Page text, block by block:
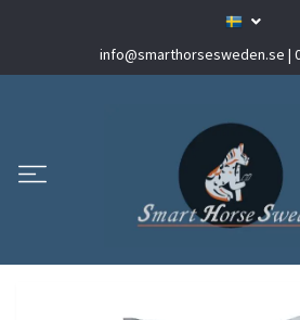
info@smarthorsesweden.se |